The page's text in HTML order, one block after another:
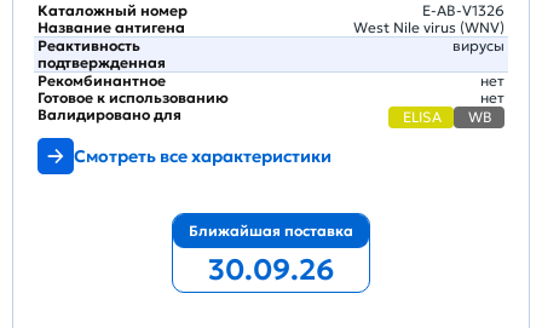
Каталожный номер
E-AB-V1326
Название антигена
West Nile virus (WNV)
Реактивность
подтвержденная
вирусы
Рекомбинантное
нет
Готовое к использованию
нет
Валидировано для
ELISA WB
Смотреть все характеристики
Ближайшая поставка
30.09.26